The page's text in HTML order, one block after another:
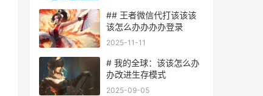
## 王者微信代打该该该
该怎么办办办办登录
2025-11-11
# 我的全球：该该怎么办
办改进生存模式
2025-09-05